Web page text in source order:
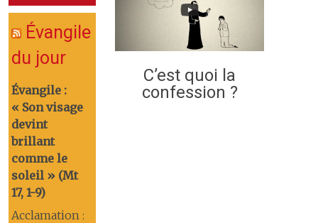
Évangile
du jour
Évangile :
« Son visage
devint
brillant
comme le
soleil » (Mt
17, 1-9)
Acclamation :
C’est quoi la
confession ?